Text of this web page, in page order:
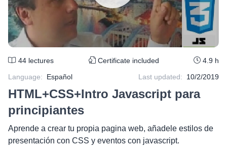
44 lectures Certificate included
4.9 h
Language: Español Last updated: 10/2/2019
HTML+CSS+Intro Javascript para
principiantes
Aprende a crear tu propia pagina web, añadele estilos de
presentación con CSS y eventos con javascript.